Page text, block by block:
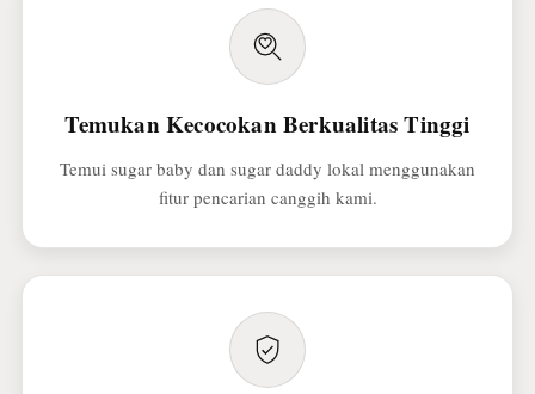
Temukan Kecocokan Berkualitas Tinggi
Temui sugar baby dan sugar daddy lokal menggunakan
fitur pencarian canggih kami.